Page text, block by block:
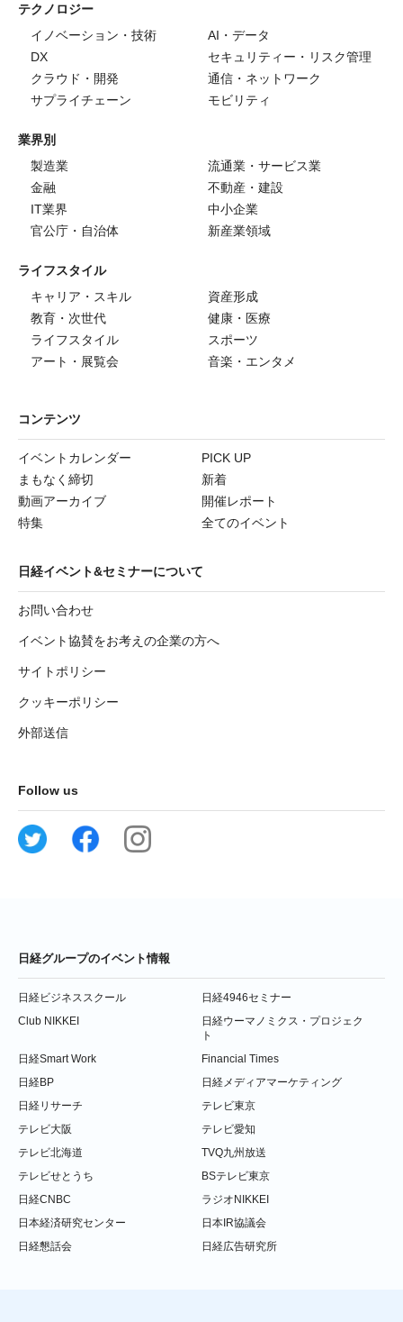
テクノロジー
イノベーション・技術
AI・データ
DX
セキュリティー・リスク管理
クラウド・開発
通信・ネットワーク
サプライチェーン
モビリティ
業界別
製造業
流通業・サービス業
金融
不動産・建設
IT業界
中小企業
官公庁・自治体
新産業領域
ライフスタイル
キャリア・スキル
資産形成
教育・次世代
健康・医療
ライフスタイル
スポーツ
アート・展覧会
音楽・エンタメ
コンテンツ
イベントカレンダー
PICK UP
まもなく締切
新着
動画アーカイブ
開催レポート
特集
全てのイベント
日経イベント&セミナーについて
お問い合わせ
イベント協賛をお考えの企業の方へ
サイトポリシー
クッキーポリシー
外部送信
Follow us
日経グループのイベント情報
日経ビジネススクール
日経4946セミナー
Club NIKKEI
日経ウーマノミクス・プロジェク
ト
日経Smart Work
Financial Times
日経BP
日経メディアマーケティング
日経リサーチ
テレビ東京
テレビ大阪
テレビ愛知
テレビ北海道
TVQ九州放送
テレビせとうち
BSテレビ東京
日経CNBC
ラジオNIKKEI
日本経済研究センター
日本IR協議会
日経懇話会
日経広告研究所